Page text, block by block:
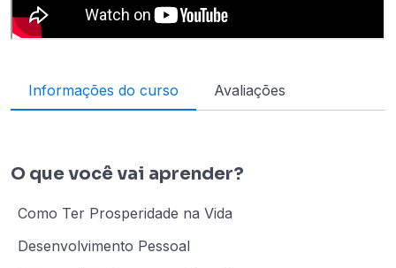
Informações do curso Avaliações
O que você vai aprender?
Como Ter Prosperidade na Vida
Desenvolvimento Pessoal